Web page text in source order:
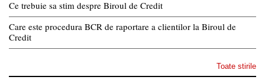
Ce trebuie sa stim despre Biroul de Credit
Care este procedura BCR de raportare a clientilor la Biroul de
Credit
Toate stirile